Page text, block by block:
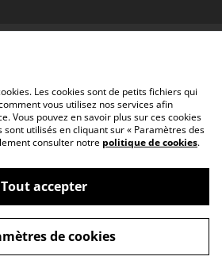
Politique de cookies
& illustration
powered by
Les cookies sont de petits fichiers qui
vous utilisez nos services afin
Vous pouvez en savoir plus sur ces cookies
utilisés en cliquant sur « Paramètres des
consulter notre politique de cookies.
Tout accepter
de cookies